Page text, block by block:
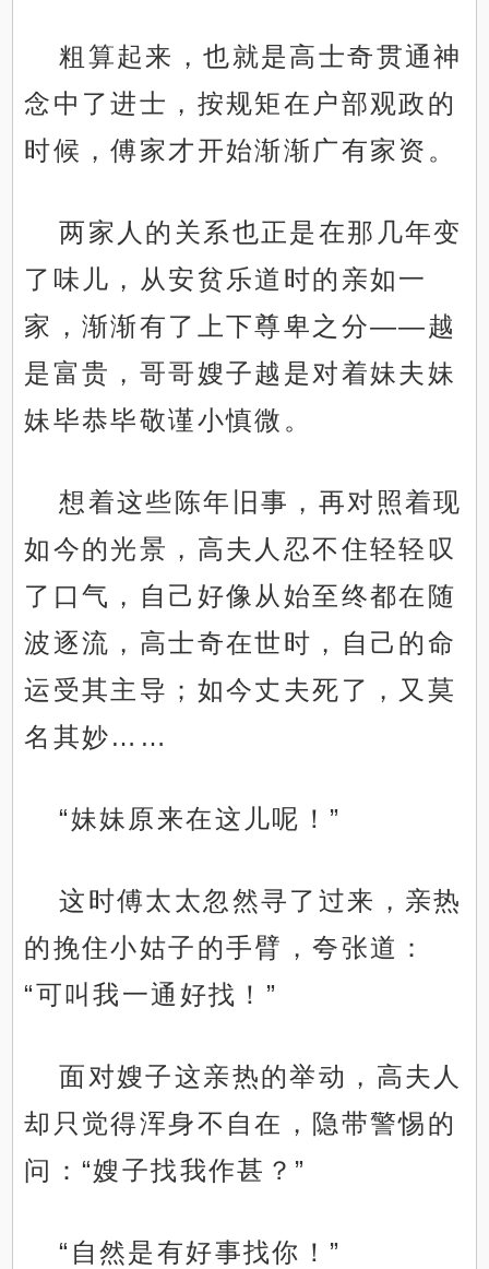
粗算起来，也就是高士奇贯通神
念中了进士，按规矩在户部观政的
时候，傅家才开始渐渐广有家资。
两家人的关系也正是在那几年变
了味儿，从安贫乐道时的亲如一
家，渐渐有了上下尊卑之分——越
是富贵，哥哥嫂子越是对着妹夫妹
妹毕恭毕敬谨小慎微。
想着这些陈年旧事，再对照着现
如今的光景，高夫人忍不住轻轻叹
了口气，自己好像从始至终都在随
波逐流，高士奇在世时，自己的命
运受其主导；如今丈夫死了，又莫
名其妙……
“妹妹原来在这儿呢！”
这时傅太太忽然寻了过来，亲热
的挽住小姑子的手臂，夸张道：
“可叫我一通好找！”
面对嫂子这亲热的举动，高夫人
却只觉得浑身不自在，隐带警惕的
问：“嫂子找我作甚？”
“自然是有好事找你！”